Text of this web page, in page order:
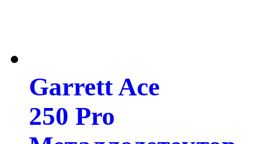
Garrett Ace
250 Pro